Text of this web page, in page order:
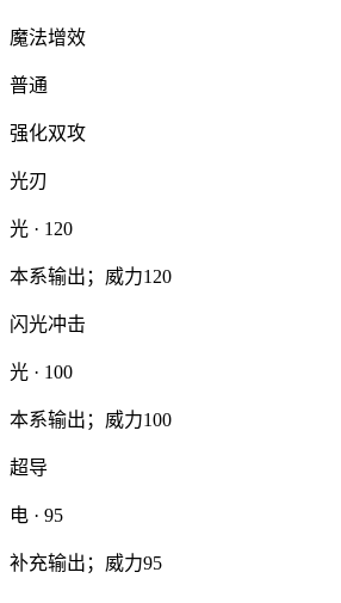
魔法增效
普通
强化双攻
光刃
光 · 120
本系输出；威力120
闪光冲击
光 · 100
本系输出；威力100
超导
电 · 95
补充输出；威力95